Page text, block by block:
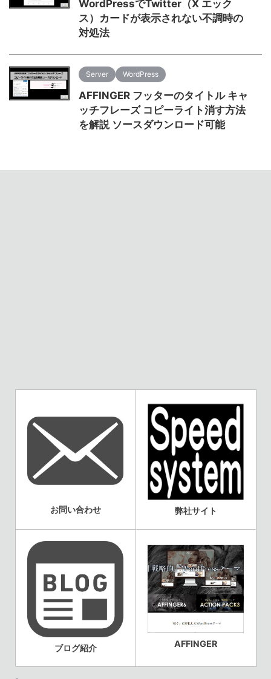
WordPressでTwitter（X エック
ス）カードが表示されない不調時の
対処法
Server WordPress
AFFINGER フッターのタイトル キャ
ッチフレーズ コピーライト消す方法
を解説 ソースダウンロード可能
お問い合わせ 弊社サイト
ブログ紹介 AFFINGER